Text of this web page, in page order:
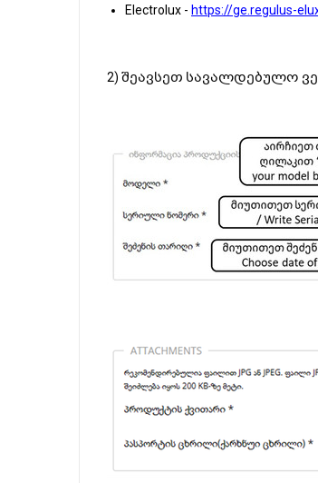
Electrolux - https://ge.regulus-
2) შეავსეთ სავალდებულო